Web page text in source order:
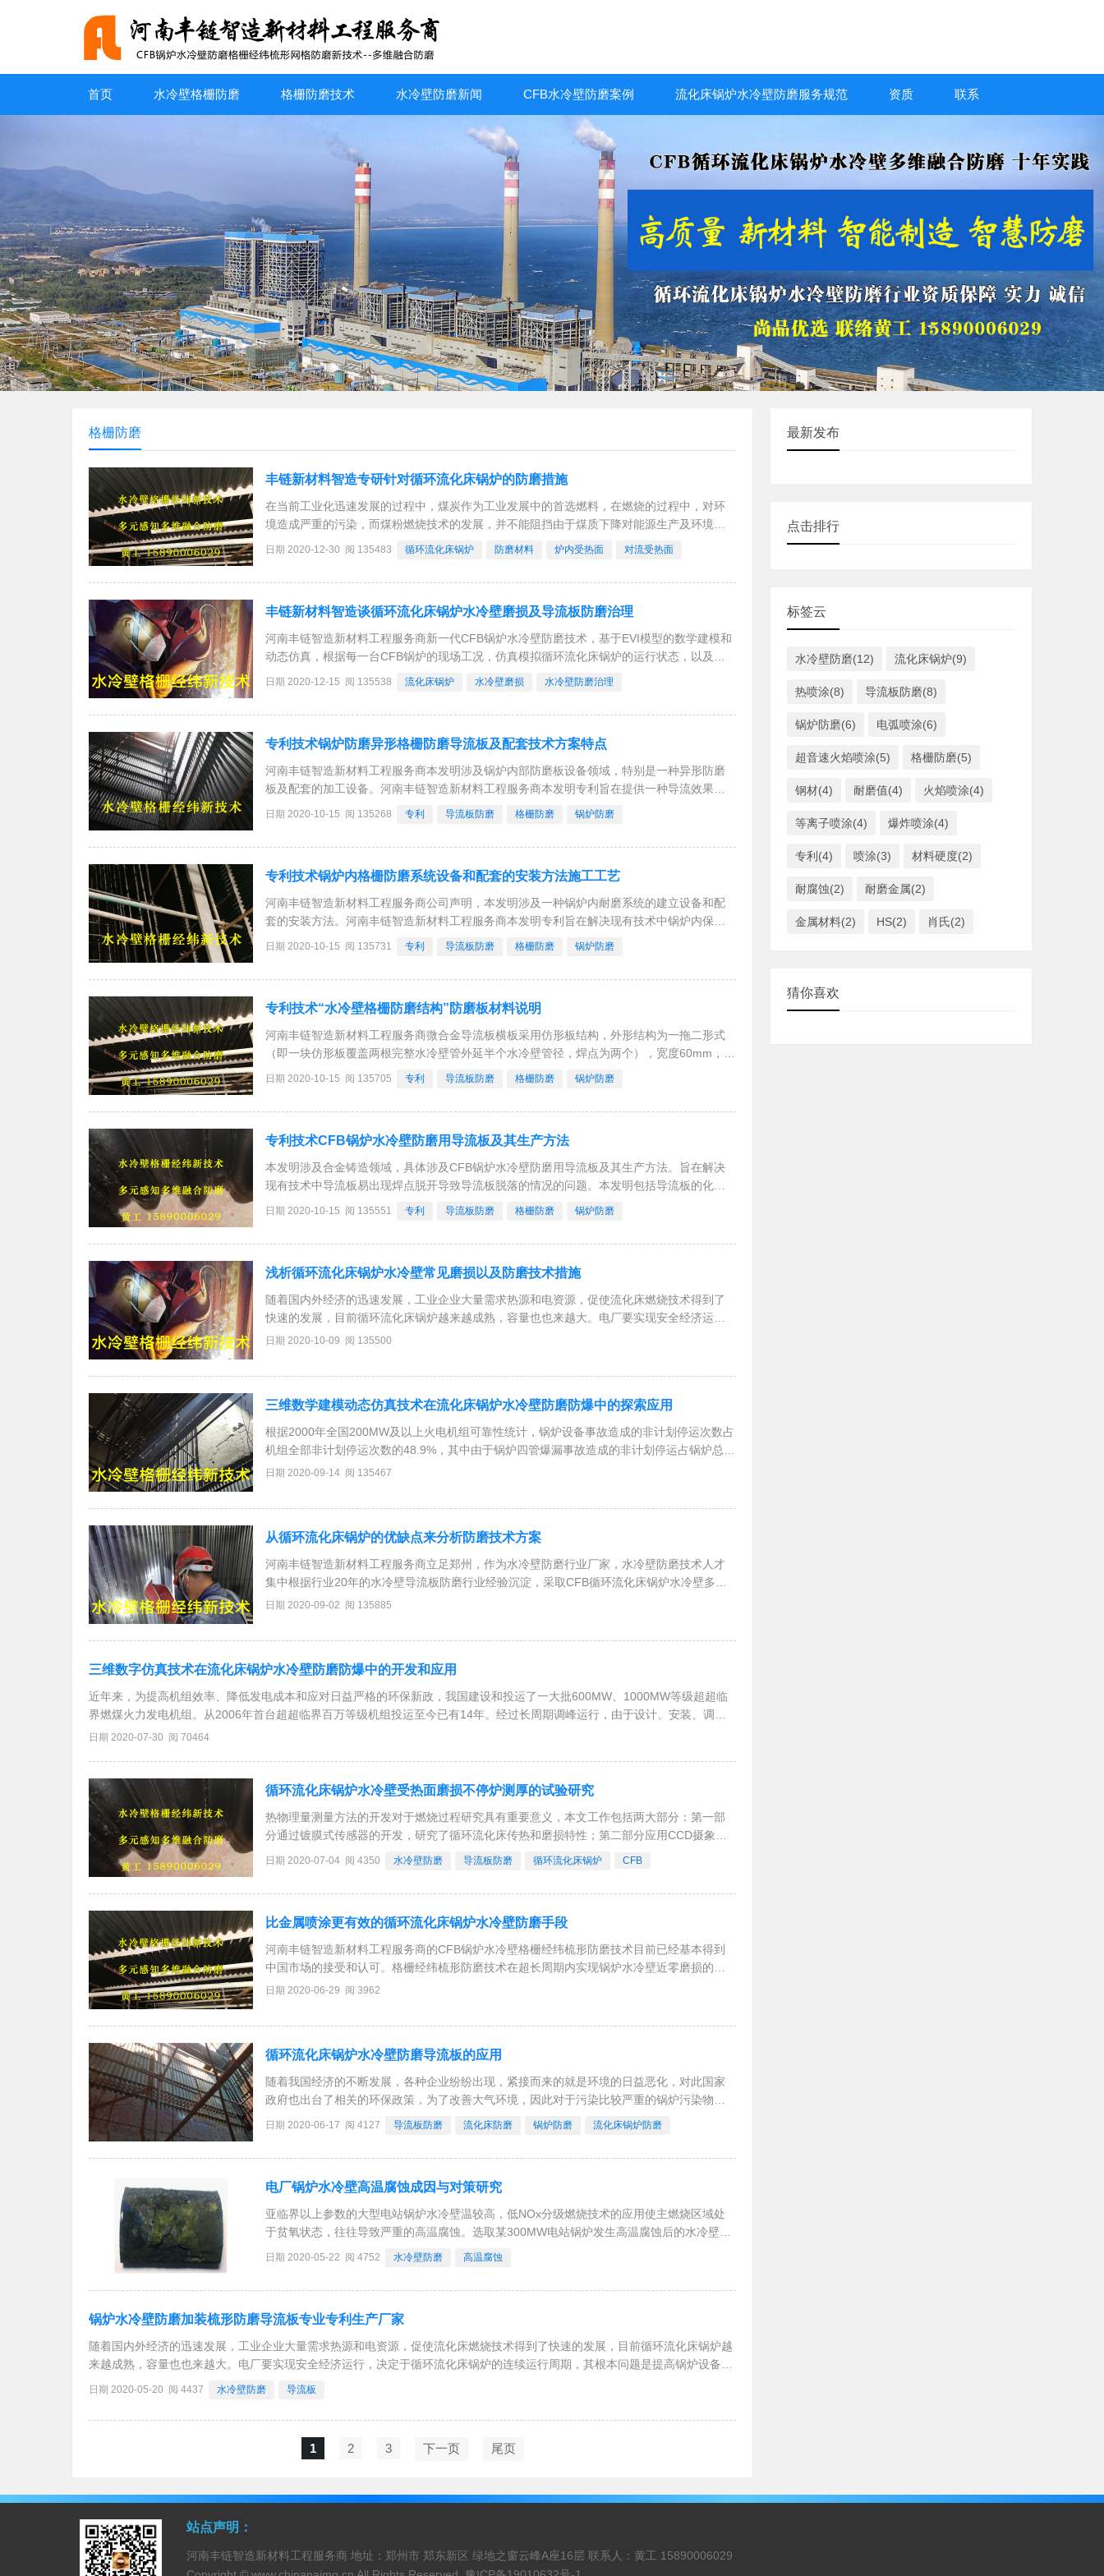
首页 水冷壁格栅防磨 格栅防磨技术 水冷壁防磨新闻 CFB水冷壁防磨案例 流化床锅炉水冷壁防磨服务规范 资质 联系
格栅防磨
丰链新材料智造专研针对循环流化床锅炉的防磨措施
在当前工业化迅速发展的过程中，煤炭作为工业发展中的首选燃料，在燃烧的过程中，对环
境造成严重的污染，而煤粉燃烧技术的发展，并不能阻挡由于煤质下降对能源生产及环境保
护所带来的越来越大的危害势头。因此，新一代的燃烧技术——具有高效低污染、煤种适应
日期 2020-12-30 阅 135483 ​循环流化床锅炉 防磨材料 炉内受热面 对流受热面
丰链新材料智造谈循环流化床锅炉水冷壁磨损及导流板防磨治理
河南丰链智造新材料工程服务商新一代CFB锅炉水冷壁防磨技术，基于EVI模型的数学建模和
动态仿真，根据每一台CFB锅炉的现场工况，仿真模拟循环流化床锅炉的运行状态，以及使
用了河南丰链智造新材料工程服务商防磨技术方案后的预期使用状态，让每一台CFB锅炉的
日期 2020-12-15 阅 135538 流化床锅炉 水冷壁磨损 水冷壁防磨治理
专利技术锅炉防磨异形格栅防磨导流板及配套技术方案特点
河南丰链智造新材料工程服务商本发明涉及锅炉内部防磨板设备领域，特别是一种异形防磨
板及配套的加工设备。河南丰链智造新材料工程服务商本发明专利旨在提供一种导流效果更
好的防磨板。河南丰链智造新材料工程服务商本发明包括至少两个相拼合的单元防磨板，单
日期 2020-10-15 阅 135268 专利 导流板防磨 格栅防磨 锅炉防磨
专利技术锅炉内格栅防磨系统设备和配套的安装方法施工工艺
河南丰链智造新材料工程服务商公司声明，本发明涉及一种锅炉内耐磨系统的建立设备和配
套的安装方法。河南丰链智造新材料工程服务商本发明专利旨在解决现有技术中锅炉内保护
冷凝壁的耐磨系统建立时间长，工作效率低的问题。河南丰链智造新材料工程服务商本发明
日期 2020-10-15 阅 135731 专利 导流板防磨 格栅防磨 锅炉防磨
专利技术“水冷壁格栅防磨结构”防磨板材料说明
河南丰链智造新材料工程服务商微合金导流板横板采用仿形板结构，外形结构为一拖二形式
（即一块仿形板覆盖两根完整水冷壁管外延半个水冷壁管径，焊点为两个），宽度60mm，防
磨板自身弧度水平卡在水冷壁管径上，凸出的部位焊在鳍片上；焊缝平直，充分释放焊接热
日期 2020-10-15 阅 135705 专利 导流板防磨 格栅防磨 锅炉防磨
专利技术CFB锅炉水冷壁防磨用导流板及其生产方法
本发明涉及合金铸造领域，具体涉及CFB锅炉水冷壁防磨用导流板及其生产方法。旨在解决
现有技术中导流板易出现焊点脱开导致导流板脱落的情况的问题。本发明包括导流板的化学
成分按重量百分比组成为：Cr21.0％～22.0％、Ni9.5％～10.0％、Mo0.80％～1.2％、
日期 2020-10-15 阅 135551 专利 导流板防磨 格栅防磨 锅炉防磨
浅析循环流化床锅炉水冷壁常见磨损以及防磨技术措施
随着国内外经济的迅速发展，工业企业大量需求热源和电资源，促使流化床燃烧技术得到了
快速的发展，目前循环流化床锅炉越来越成熟，容量也也来越大。电厂要实现安全经济运
行，决定于循环流化床锅炉的连续运行周期，其根本问题是提高锅炉设备的可靠性和可用
日期 2020-10-09 阅 135500
三维数学建模动态仿真技术在流化床锅炉水冷壁防磨防爆中的探索应用
根据2000年全国200MW及以上火电机组可靠性统计，锅炉设备事故造成的非计划停运次数占
机组全部非计划停运次数的48.9%，其中由于锅炉四管爆漏事故造成的非计划停运占锅炉总的
非停事故次数的60.5%。锅炉防磨防爆管理工作,直接关系到火力发电厂安全生产，因此锅炉
日期 2020-09-14 阅 135467
从循环流化床锅炉的优缺点来分析防磨技术方案
河南丰链智造新材料工程服务商立足郑州，作为水冷壁防磨行业厂家，水冷壁防磨技术人才
集中根据行业20年的水冷壁导流板防磨行业经验沉淀，采取CFB循环流化床锅炉水冷壁多复
合格珊经纬导流融合防磨，利用垂直水冷壁管排表面进行防磨处理，使CFB锅炉垂直水冷壁
日期 2020-09-02 阅 135885
三维数字仿真技术在流化床锅炉水冷壁防磨防爆中的开发和应用
近年来，为提高机组效率、降低发电成本和应对日益严格的环保新政，我国建设和投运了一大批600MW、1000MW等级超超临
界燃煤火力发电机组。从2006年首台超超临界百万等级机组投运至今已有14年。经过长周期调峰运行，由于设计、安装、调试
或燃用劣质煤种等问题，超超临界锅炉出现了很多以前未曾遇到的新难题，
日期 2020-07-30 阅 70464
循环流化床锅炉水冷壁受热面磨损不停炉测厚的试验研究
热物理量测量方法的开发对于燃烧过程研究具有重要意义，本文工作包括两大部分：第一部
分通过镀膜式传感器的开发，研究了循环流化床传热和磨损特性；第二部分应用CCD摄象机
进行了火焰可视化和温度场测量方法的研究。利用镍金属的良好的温度电阻特性，采用磁控
日期 2020-07-04 阅 4350 水冷壁防磨 导流板防磨 循环流化床锅炉 CFB
比金属喷涂更有效的循环流化床锅炉水冷壁防磨手段
河南丰链智造新材料工程服务商的CFB锅炉水冷壁格栅经纬梳形防磨技术目前已经基本得到
中国市场的接受和认可。格栅经纬梳形防磨技术在超长周期内实现锅炉水冷壁近零磨损的优
秀表现也征服了众多锅炉使用厂家，目前已经成为解决CFB锅炉水冷壁磨损的主要应对手
日期 2020-06-29 阅 3962
循环流化床锅炉水冷壁防磨导流板的应用
随着我国经济的不断发展，各种企业纷纷出现，紧接而来的就是环境的日益恶化，对此国家
政府也出台了相关的环保政策，为了改善大气环境，因此对于污染比较严重的锅炉污染物的
排放提出了更高要求。而循环流化床锅炉水技术能够实现清洁燃烧进而解决大气污染问题，
日期 2020-06-17 阅 4127 导流板防磨 流化床防磨 锅炉防磨 流化床锅炉防磨
电厂锅炉水冷壁高温腐蚀成因与对策研究
亚临界以上参数的大型电站锅炉水冷壁温较高，低NOx分级燃烧技术的应用使主燃烧区域处
于贫氧状态，往往导致严重的高温腐蚀。选取某300MW电站锅炉发生高温腐蚀后的水冷壁管
为研究对象，通过割管取样、电镜表征分析等手段，对高温腐蚀原因、类型进行了研究。研
日期 2020-05-22 阅 4752 水冷壁防磨 高温腐蚀
锅炉水冷壁防磨加装梳形防磨导流板专业专利生产厂家
随着国内外经济的迅速发展，工业企业大量需求热源和电资源，促使流化床燃烧技术得到了快速的发展，目前循环流化床锅炉越
来越成熟，容量也也来越大。电厂要实现安全经济运行，决定于循环流化床锅炉的连续运行周期，其根本问题是提高锅炉设备的
可靠性和可用率。CFB循环流化床锅炉四面垂直（管子）组成的垂直冷壁（管排）是
日期 2020-05-20 阅 4437 水冷壁防磨 导流板
1 2 3 下一页 尾页
最新发布
点击排行
标签云
水冷壁防磨(12) 流化床锅炉(9)
热喷涂(8) 导流板防磨(8)
锅炉防磨(6) 电弧喷涂(6)
超音速火焰喷涂(5) 格栅防磨(5)
钢材(4) 耐磨值(4) 火焰喷涂(4)
等离子喷涂(4) 爆炸喷涂(4)
专利(4) 喷涂(3) 材料硬度(2)
耐腐蚀(2) 耐磨金属(2)
金属材料(2) HS(2) 肖氏(2)
猜你喜欢
站点声明：
河南丰链智造新材料工程服务商 地址：郑州市 郑东新区 绿地之窗云峰A座16层 联系人：黄工 15890006029